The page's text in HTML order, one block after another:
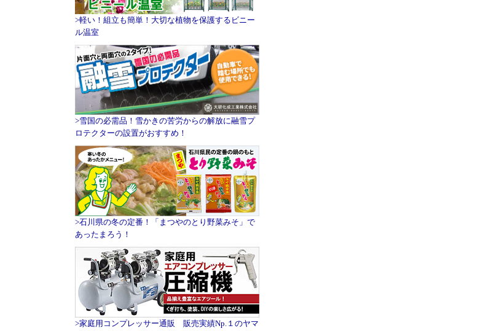
>軽い！組立も簡単！大切な植物を保護するビニー
ル温室
>雪国の必需品！雪かきの苦労からの解放に融雪プ
ロテクターの設置がおすすめ！
>石川県の冬の定番！「まつやのとり野菜みそ」で
あったまろう！
>家庭用コンプレッサー通販 販売実績Np.１のヤマ